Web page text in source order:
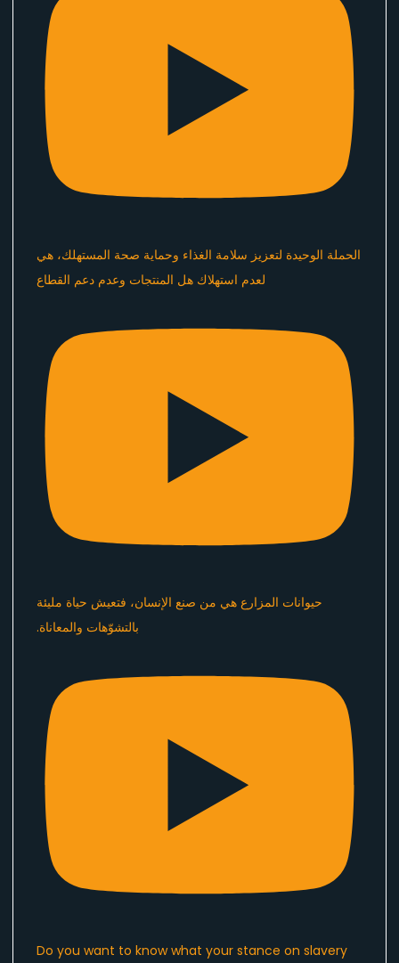
الحملة الوحيدة لتعزيز سلامة الغذاء وحماية صحة المستهلك، هي
لعدم استهلاك هل المنتجات وعدم دعم القطاع
Do you want to know what your stance on slavery